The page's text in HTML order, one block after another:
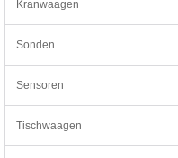
Kranwaagen
Sonden
Sensoren
Tischwaagen